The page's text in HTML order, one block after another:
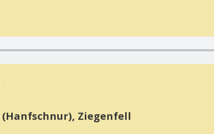
Ziegenfell